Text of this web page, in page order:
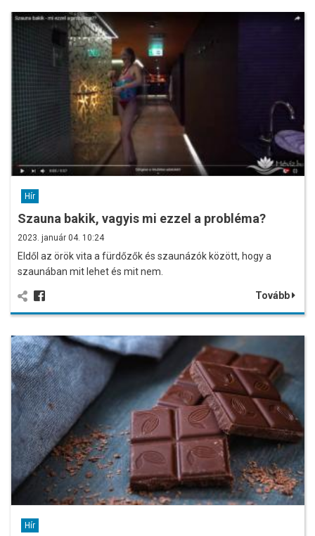
Hír
Szauna bakik, vagyis mi ezzel a probléma?
2023. január 04. 10:24
Eldől az örök vita a fürdőzők és szaunázók között, hogy a
szaunában mit lehet és mit nem.
Tovább
Hír